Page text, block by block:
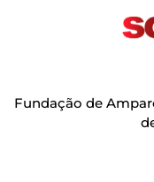
Fundação de